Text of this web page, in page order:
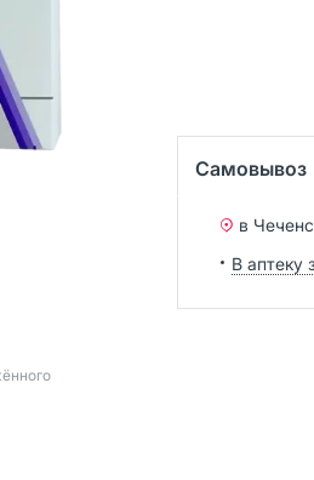
Самовывоз
в
В аптеку